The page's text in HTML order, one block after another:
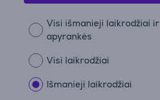
Visi išmanieji laikrodžiai ir
apyrankės
Visi laikrodžiai
Išmanieji laikrodžiai